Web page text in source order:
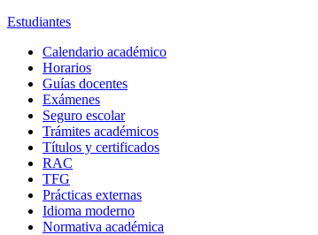
Estudiantes
Calendario académico
Horarios
Guías docentes
Exámenes
Seguro escolar
Trámites académicos
Títulos y certificados
RAC
TFG
Prácticas externas
Idioma moderno
Normativa académica